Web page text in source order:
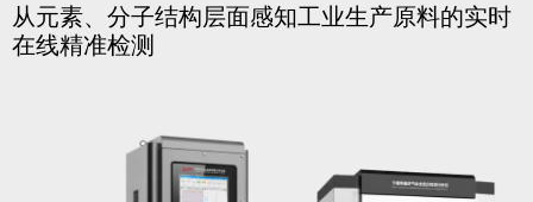
从元素、分子结构层面感知工业生产原料的实时
在线精准检测